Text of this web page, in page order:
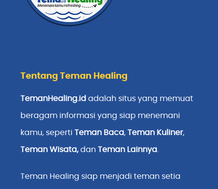
Tentang Teman Healing
TemanHealing.id adalah situs yang memuat
beragam informasi yang siap menemani
kamu, sepertiTeman Baca,Teman Kuliner,
Teman Wisata,danTeman Lainnya.
Teman Healing siap menjadi teman setia